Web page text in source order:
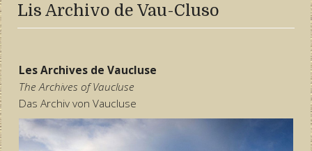
Lis Archivo de Vau-Cluso
Les Archives de Vaucluse
The Archives of Vaucluse
Das Archiv von Vaucluse